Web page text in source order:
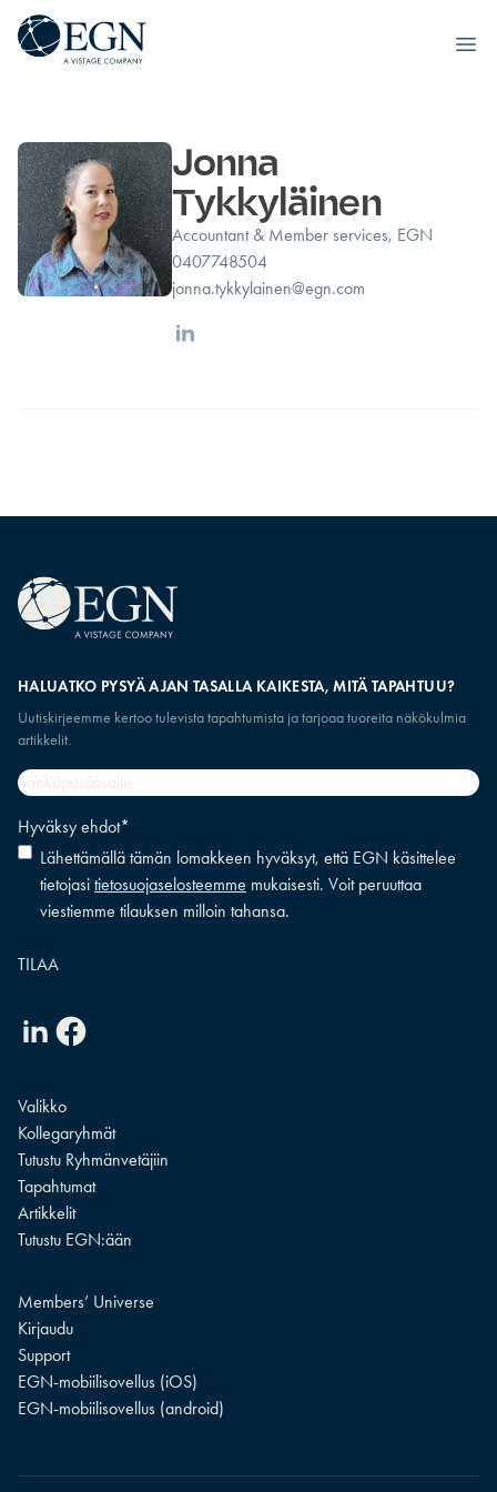
Executives' Global Network
Jonna
Tykkyläinen
Accountant & Member services, EGN
0407748504
jonna.tykkylainen@egn.com
Linkedin
HALUATKO PYSYÄ AJAN TASALLA KAIKESTA, MITÄ TAPAHTUU?
Uutiskirjeemme kertoo tulevista tapahtumista ja tarjoaa tuoreita näkökulmia
artikkelit.
Sähköpostiosoite
Hyväksy ehdot*
Lähettämällä tämän lomakkeen hyväksyt, että EGN käsittelee
tietojasi tietosuojaselosteemme mukaisesti. Voit peruuttaa
viestiemme tilauksen milloin tahansa.
LinkedinFacebook
Valikko
Kollegaryhmät
Tutustu Ryhmänvetäjiin
Tapahtumat
Artikkelit
Tutustu EGN:ään
Members’ Universe
Kirjaudu
Support
EGN-mobiilisovellus (iOS)
EGN-mobiilisovellus (android)